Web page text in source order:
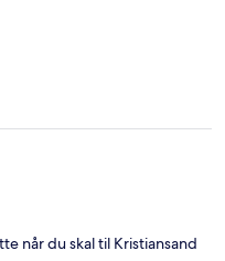
når du skal til Kristiansand